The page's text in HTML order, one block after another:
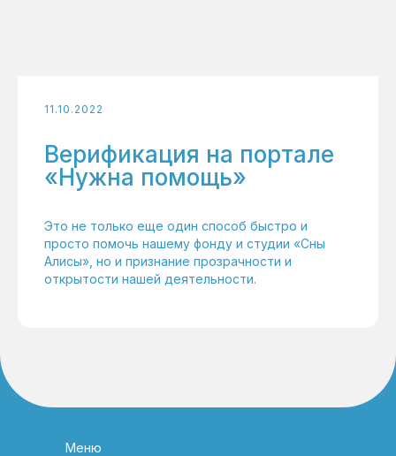
11.10.2022
Верификация на портале
«Нужна помощь»
Это не только еще один способ быстро и
просто помочь нашему фонду и студии «Сны
Алисы», но и признание прозрачности и
открытости нашей деятельности.
Меню